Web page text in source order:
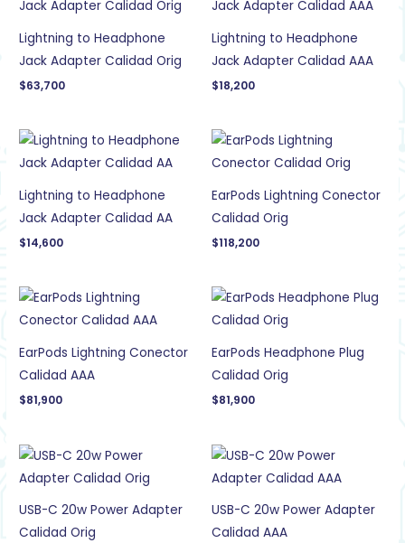
Lightning to Headphone
Jack Adapter Calidad Orig
$63,700
Lightning to Headphone
Jack Adapter Calidad AAA
$18,200
Lightning to Headphone
Jack Adapter Calidad AA
$14,600
EarPods Lightning Conector
Calidad Orig
$118,200
EarPods Lightning Conector
Calidad AAA
$81,900
EarPods Headphone Plug
Calidad Orig
$81,900
USB-C 20w Power Adapter
Calidad Orig
USB-C 20w Power Adapter
Calidad AAA